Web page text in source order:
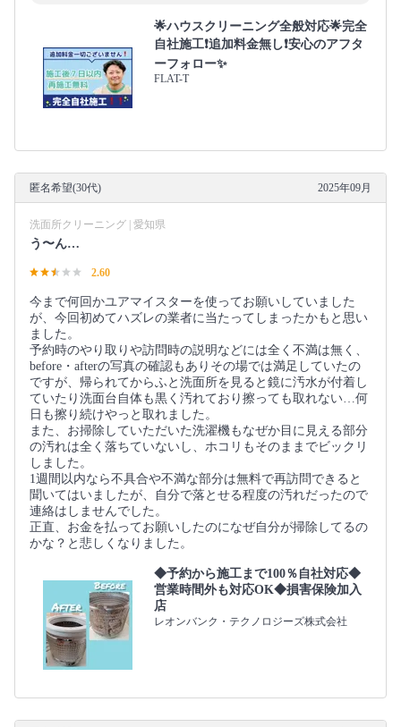
🌟ハウスクリーニング全般対応🌟完全
自社施工❗️追加料金無し❗️安心のアフタ
ーフォロー✨
FLAT-T
匿名希望(30代) 2025年09月
洗面所クリーニング | 愛知県
う〜ん…
2.60
今まで何回かユアマイスターを使ってお願いしていました
が、今回初めてハズレの業者に当たってしまったかもと思い
ました。
予約時のやり取りや訪問時の説明などには全く不満は無く、
before・afterの写真の確認もありその場では満足していたの
ですが、帰られてからふと洗面所を見ると鏡に汚水が付着し
ていたり洗面台自体も黒く汚れており擦っても取れない…何
日も擦り続けやっと取れました。
また、お掃除していただいた洗濯機もなぜか目に見える部分
の汚れは全く落ちていないし、ホコリもそのままでビックリ
しました。
1週間以内なら不具合や不満な部分は無料で再訪問できると
聞いてはいましたが、自分で落とせる程度の汚れだったので
連絡はしませんでした。
正直、お金を払ってお願いしたのになぜ自分が掃除してるの
かな？と悲しくなりました。
◆予約から施工まで100％自社対応◆
営業時間外も対応OK◆損害保険加入
店
レオンバンク・テクノロジーズ株式会社